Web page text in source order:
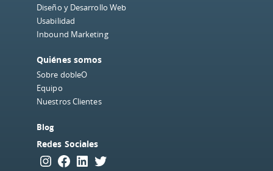
Diseño y Desarrollo Web
Usabilidad
Inbound Marketing
Quiénes somos
Sobre dobleO
Equipo
Nuestros Clientes
Blog
Redes Sociales
Instagram Facebook LinkedIn Twitter